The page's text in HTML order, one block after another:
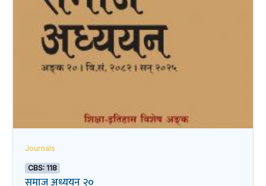
Journals
CBS: 118
समाज अध्ययन २०